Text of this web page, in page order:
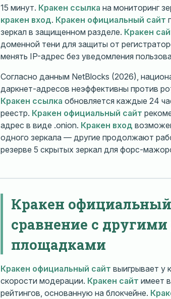
15 минут. Кракен ссылка на мониторинг
кракен вход. Кракен официальный сайт
зеркал в защищенном разделе. Кракен
доменной тени для защиты от
менять IP-адрес без уведомления
Согласно данным NetBlocks (2026),
даркнет-адресов неэффективны против
Кракен ссылка обновляется каждые 24
реестр. Кракен официальный сайт
адрес в виде .onion. Кракен вход
одного зеркала — другие продолжают
резерве 5 скрытых зеркал для форс-
Кракен официальный
сравнение с другими
площадками
Кракен официальный сайт выигрывает у
скорости модерации. Кракен сайт имеет
рейтингов, основанную на блокчейне.